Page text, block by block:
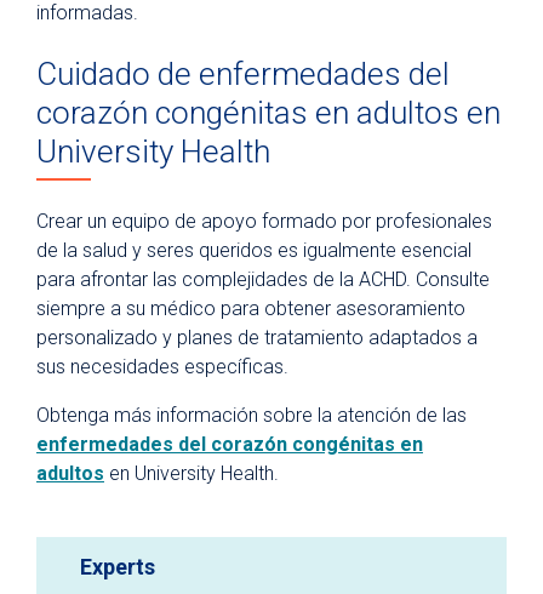
informadas.
Cuidado de enfermedades del
corazón congénitas en adultos en
University Health
Crear un equipo de apoyo formado por profesionales
de la salud y seres queridos es igualmente esencial
para afrontar las complejidades de la ACHD. Consulte
siempre a su médico para obtener asesoramiento
personalizado y planes de tratamiento adaptados a
sus necesidades específicas.
Obtenga más información sobre la atención de las
enfermedades del corazón congénitas en
adultos en University Health.
Experts